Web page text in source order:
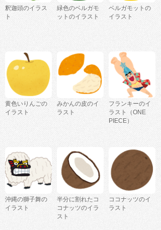
釈迦頭のイラス
ト
緑色のベルガモ
ットのイラスト
ベルガモットの
イラスト
黄色いりんごの
イラスト
みかんの皮のイ
ラスト
フランキーのイ
ラスト（ONE
PIECE）
沖縄の獅子舞の
イラスト
半分に割れたコ
コナッツのイラ
スト
ココナッツのイ
ラスト